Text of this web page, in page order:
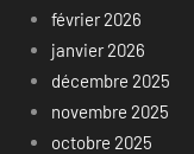
février 2026
janvier 2026
décembre 2025
novembre 2025
octobre 2025